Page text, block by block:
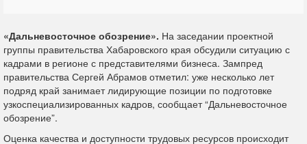
«Дальневосточное обозрение». На заседании проектной
группы правительства Хабаровского края обсудили ситуацию с
кадрами в регионе с представителями бизнеса. Зампред
правительства Сергей Абрамов отметил: уже несколько лет
подряд край занимает лидирующие позиции по подготовке
узкоспециализированных кадров, сообщает “Дальневосточное
обозрение”.
Оценка качества и доступности трудовых ресурсов происходит